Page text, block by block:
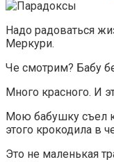
Надо радоваться
Меркури.
Че смотрим? Бабу
Много красного. И
Мою бабушку съел
этого крокодила в
Это не маленькая